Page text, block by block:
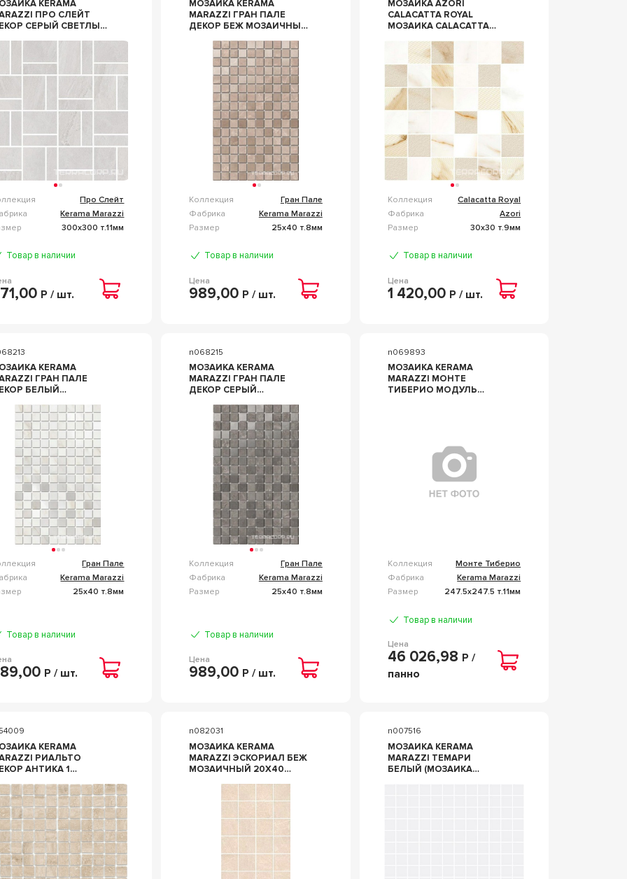
KERAMA
ПРО СЛЕЙТ
СВЕТЛЫЙ
Про Слейт
Kerama Marazzi
300x300 т.11мм
Товар в наличии
Р / шт.
МОЗАИКА KERAMA
MARAZZI ГРАН ПАЛЕ
ДЕКОР БЕЖ МОЗАИЧНЫЙ
Коллекция
Гран Пале
Фабрика
Kerama Marazzi
Размер
25x40 т.8мм
Товар в наличии
Цена
989,00 Р / шт.
МОЗАИКА AZORI
CALACATTA ROYAL
МОЗАИКА CALACATTA
ЧЕРНЫЙ
Коллекция
Calacatta Royal
Фабрика
Azori
Размер
30x30 т.9мм
Товар в наличии
Цена
1 420,00 Р / шт.
KERAMA
ГРАН ПАЛЕ
БЕЛЫЙ
Гран Пале
Kerama Marazzi
25x40 т.8мм
Товар в наличии
Р / шт.
n068215
МОЗАИКА KERAMA
MARAZZI ГРАН ПАЛЕ
ДЕКОР СЕРЫЙ
БЕЖЕВЫЙ
Коллекция
Гран Пале
Фабрика
Kerama Marazzi
Размер
25x40 т.8мм
Товар в наличии
Цена
989,00 Р / шт.
n069893
МОЗАИКА KERAMA
MARAZZI МОНТЕ
ТИБЕРИО МОДУЛЬ
Коллекция
Монте Тиберио
Фабрика
Kerama Marazzi
Размер
247.5x247.5 т.11мм
Товар в наличии
Цена
46 026,98 Р /
панно
KERAMA
РИАЛЬТО
АНТИКА 1
МАТОВЫЙ
БЕЖЕВЫЙ
n082031
МОЗАИКА KERAMA
MARAZZI ЭСКОРИАЛ БЕЖ
МОЗАИЧНЫЙ 20X40
n007516
МОЗАИКА KERAMA
MARAZZI ТЕМАРИ
БЕЛЫЙ (МОЗАИКА